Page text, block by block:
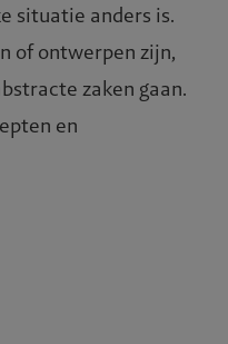
situatie anders is.
of ontwerpen zijn,
zaken gaan.
en